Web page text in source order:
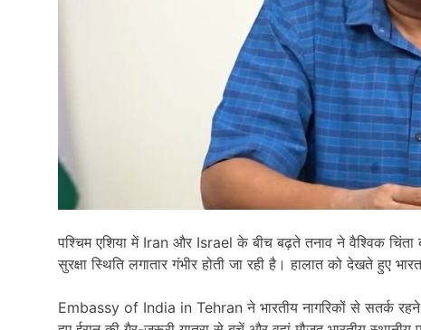
पश्चिम एशिया में Iran और Israel के बीच बढ़ते तनाव ने वैश्विक चिंता
सुरक्षा स्थिति लगातार गंभीर होती जा रही है। हालात को देखते हुए
Embassy of India in Tehran ने भारतीय नागरिकों से सतर्क